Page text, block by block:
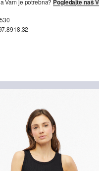
pamuka
za izbjeljivanje sredstvom na
sušilicu
poslana u roku od 4-8 radna
dostava košta 4,95 €.